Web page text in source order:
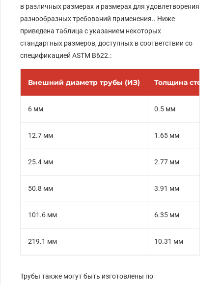
в различных размерах и размерах для удовлетворения
разнообразных требований применения.. Ниже
приведена таблица с указанием некоторых
стандартных размеров, доступных в соответствии со
спецификацией ASTM B622.:
Внешний диаметр трубы (ИЗ) Толщина стены
6 мм 0.5 мм
12.7 мм 1.65 мм
25.4 мм 2.77 мм
50.8 мм 3.91 мм
101.6 мм 6.35 мм
219.1 мм 10.31 мм
Трубы также могут быть изготовлены по